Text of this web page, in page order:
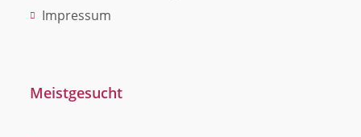
Impressum
Meistgesucht